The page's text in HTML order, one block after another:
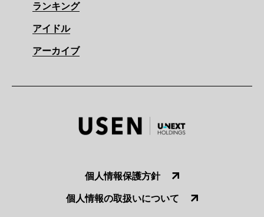
ランキング
アイドル
アーカイブ
個人情報保護方針
個人情報の取扱いについて